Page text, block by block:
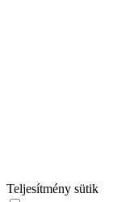
Teljesítmény sütik